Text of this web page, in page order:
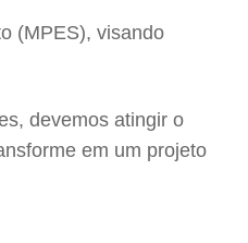
(MPES), visando
devemos atingir o
em um projeto